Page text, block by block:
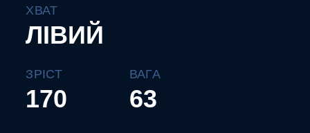
ХВАТ
ЛІВИЙ
ЗРІСТ
170
ВАГА
63